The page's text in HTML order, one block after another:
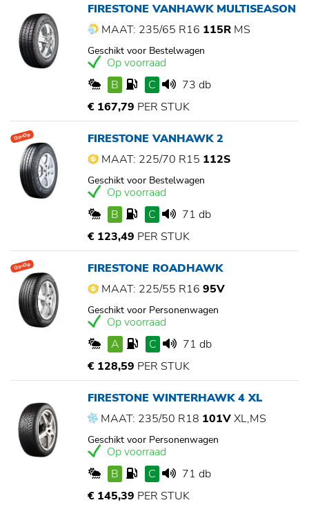
FIRESTONE VANHAWK MULTISEASON
MAAT: 235/65 R16 115R MS
Geschikt voor Bestelwagen
Op voorraad
B
C
73 db
€ 167,79 PER STUK
Op=Op
FIRESTONE VANHAWK 2
MAAT: 225/70 R15 112S
Geschikt voor Bestelwagen
Op voorraad
B
C
71 db
€ 123,49 PER STUK
Op=Op
FIRESTONE ROADHAWK
MAAT: 225/55 R16 95V
Geschikt voor Personenwagen
Op voorraad
A
C
71 db
€ 128,59 PER STUK
FIRESTONE WINTERHAWK 4 XL
MAAT: 235/50 R18 101VXL,MS
Geschikt voor Personenwagen
Op voorraad
B
C
71 db
€ 145,39 PER STUK